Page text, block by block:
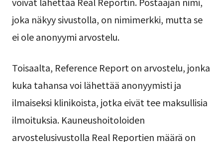
joka näkyy sivustolla, on nimimerkki, mutta se
ei ole anonyymi arvostelu.
Toisaalta, Reference Report on arvostelu, jonka
kuka tahansa voi lähettää anonyymisti ja
ilmaiseksi klinikoista, jotka eivät tee maksullisia
ilmoituksia. Kauneushoitoloiden
arvostelusivustolla Real Reportien määrä on